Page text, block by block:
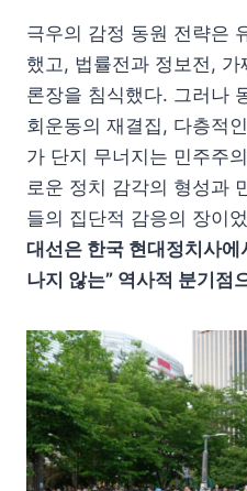
극우의 감정 동원 전략은
했고, 법률전과 정보전,
론장을 침식했다. 그러나
회운동의 재결집, 다층적
가 단지 무너지는 민주주
로운 정치 감각의 형성과
들의 집단적 감응의 장이
대선은 한국 현대정치사에
나지 않는” 역사적 분기점